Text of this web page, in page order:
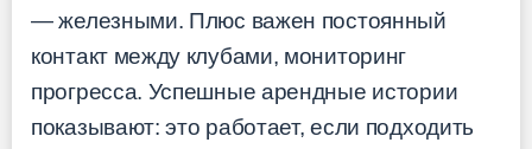
— железными. Плюс важен постоянный
контакт между клубами, мониторинг
прогресса. Успешные арендные истории
показывают: это работает, если подходить